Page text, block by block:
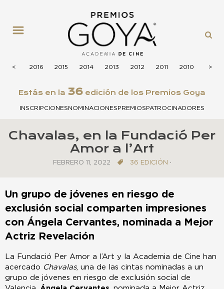
<
<
2017 2016 2015 2014 2013 2012 2011 2010 2009
>
>
Estás en la 36 edición de los Premios Goya
INSCRIPCIONESNOMINACIONESPREMIOSPATROCINADORES
Chavalas, en la Fundació Per
Amor a l’Art
FEBRERO 11, 2022 36 EDICIÓN ·
Un grupo de jóvenes en riesgo de
exclusión social comparten impresiones
con Ángela Cervantes, nominada a Mejor
Actriz Revelación
La Fundació Per Amor a l’Art y la Academia de Cine han
acercado Chavalas, una de las cintas nominadas a un
grupo de jóvenes en riesgo de exclusión social de